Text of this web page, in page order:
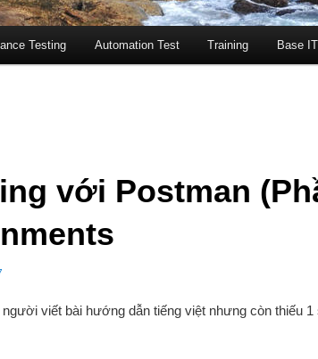
Testing Automation Test Training Base IT
với Postman
người viết bài hướng dẫn tiếng việt nhưng còn thiếu 1